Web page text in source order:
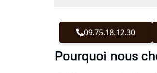
09.75.18.12.30
Pourquoi nous